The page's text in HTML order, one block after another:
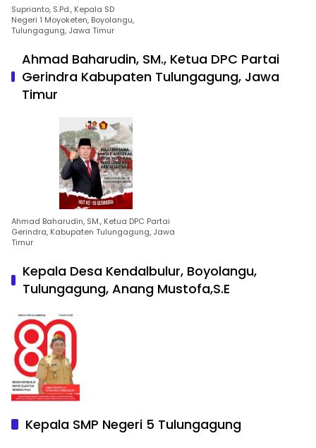
Suprianto, S.Pd., Kepala SD
Negeri 1 Moyoketen, Boyolangu,
Tulungagung, Jawa Timur
Ahmad Baharudin, SM., Ketua DPC Partai
Gerindra Kabupaten Tulungagung, Jawa
Timur
Ahmad Baharudin, SM., Ketua DPC Partai
Gerindra, Kabupaten Tulungagung, Jawa
Timur
Kepala Desa Kendalbulur, Boyolangu,
Tulungagung, Anang Mustofa,S.E
Kepala SMP Negeri 5 Tulungagung